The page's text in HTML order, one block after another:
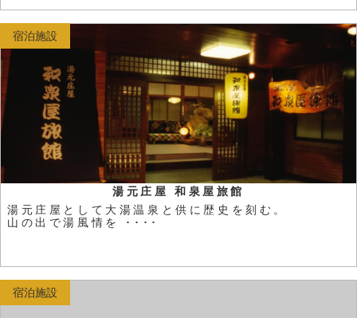
湯元庄屋 和泉屋旅館
湯元庄屋として大湯温泉と供に歴史を刻む。
山の出で湯風情を ････
宿泊施設
宿泊施設